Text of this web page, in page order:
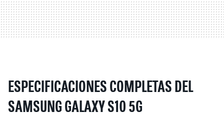
ESPECIFICACIONES COMPLETAS DEL
SAMSUNG GALAXY S10 5G